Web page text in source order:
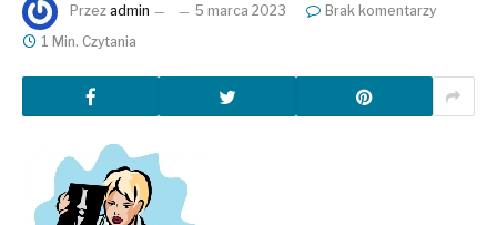
Przez admin 5 marca 2023
Brak komentarzy
1 Min. Czytania